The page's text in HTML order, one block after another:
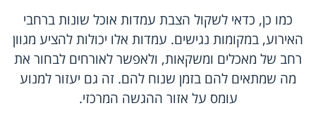
כמו כן, כדאי לשקול הצבת עמדות אוכל שונות ברחבי
האירוע, במקומות נגישים. עמדות אלו יכולות להציע מגוון
רחב של מאכלים ומשקאות, ולאפשר לאורחים לבחור את
מה שמתאים להם בזמן שנוח להם. זה גם יעזור למנוע
עומס על אזור ההגשה המרכזי.